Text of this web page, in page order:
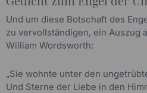
Und um diese Botschaft des
zu vervollständigen, ein Auszug
William Wordsworth:
„Sie wohnte unter den
Und Sterne der Liebe in den